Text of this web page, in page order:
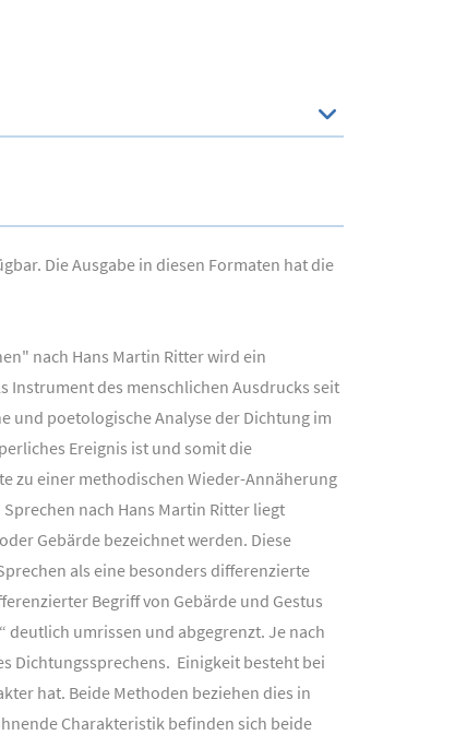
Die Ausgabe in diesen Formaten hat die
nach Hans Martin Ritter wird ein
Instrument des menschlichen Ausdrucks seit
und poetologische Analyse der Dichtung im
Ereignis ist und somit die
zu einer methodischen Wieder-Annäherung
nach Hans Martin Ritter liegt
Gebärde bezeichnet werden. Diese
als eine besonders differenzierte
Begriff von Gebärde und Gestus
umrissen und abgegrenzt. Je nach
Dichtungssprechens. Einigkeit besteht bei
hat. Beide Methoden beziehen dies in
Charakteristik befinden sich beide